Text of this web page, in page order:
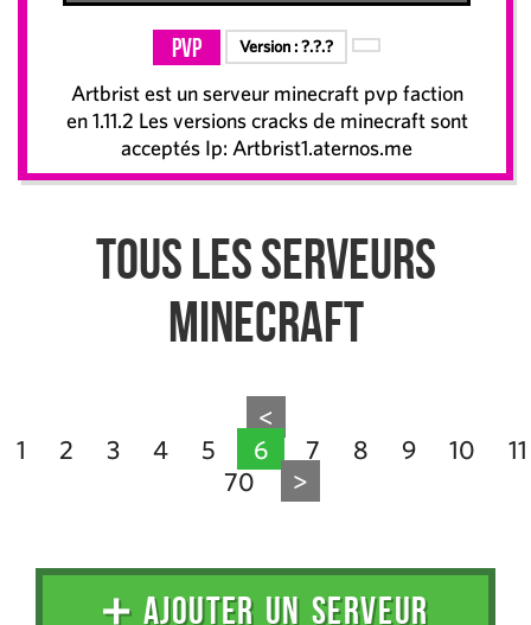
PvP Version :?.?.?
Artbrist est un serveur minecraft pvp faction
en 1.11.2 Les versions cracks de minecraft sont
acceptés Ip: Artbrist1.aternos.me
Tous les serveurs
Minecraft
<
1
2 3 4 5 6 7 8 9 10
11
70
>
➕ AJOUTER UN SERVEUR